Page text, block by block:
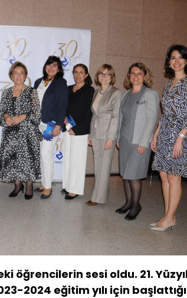
öğrencilerin sesi oldu. 21.
2024 eğitim yılı için başlattığı